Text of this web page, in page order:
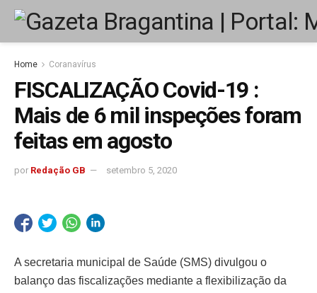
Home Coranavírus
FISCALIZAÇÃO Covid-19 :
Mais de 6 mil inspeções foram
feitas em agosto
por Redação GB setembro 5, 2020
A secretaria municipal de Saúde (SMS) divulgou o
balanço das fiscalizações mediante a flexibilização da